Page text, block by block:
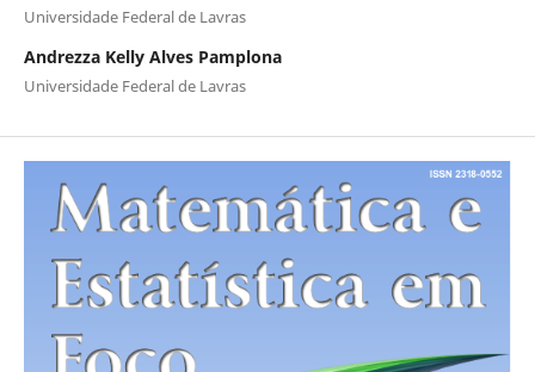
Universidade Federal de Lavras
Andrezza Kelly Alves Pamplona
Universidade Federal de Lavras